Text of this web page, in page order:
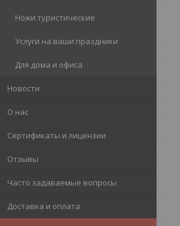
Ножи туристические
Услуги на ваши праздники
Для дома и офиса
Новости
О нас
Сертификаты и лицензии
Отзывы
Часто задаваемые вопросы
Доставка и оплата